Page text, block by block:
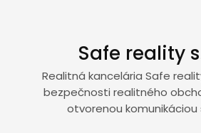
Safe reality
Realitná kancelária Safe
bezpečnosti realitného
otvorenou komunikáciou